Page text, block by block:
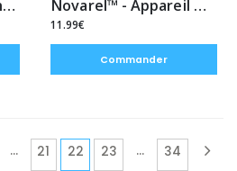
NovaLounge™ | La housse de canapé douce & élégante en tissu chenille Novarel™ - Appareil massage multifonction
11.99€
Commander
… 21 22 23 … 34